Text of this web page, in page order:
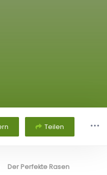
Teilen
Der Perfekte Rasen